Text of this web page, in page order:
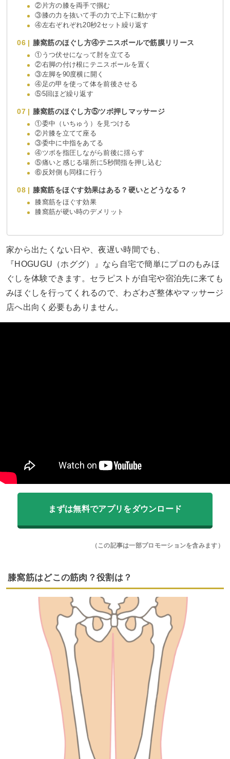
②片方の膝を両手で掴む
③膝の力を抜いて手の力で上下に動かす
④左右ぞれぞれ20秒2セット繰り返す
膝窩筋のほぐし方④テニスボールで筋膜リリース
①うつ伏せになって肘を立てる
②右脚の付け根にテニスボールを置く
③左脚を90度横に開く
④足の甲を使って体を前後させる
⑤5回ほど繰り返す
膝窩筋のほぐし方⑤ツボ押しマッサージ
①委中（いちゅう）を見つける
②片膝を立てて座る
③委中に中指をあてる
④ツボを指圧しながら前後に揺らす
⑤痛いと感じる場所に5秒間指を押し込む
⑥反対側も同様に行う
膝窩筋をほぐす効果はある？硬いとどうなる？
膝窩筋をほぐす効果
膝窩筋が硬い時のデメリット
家から出たくない日や、夜遅い時間でも、
『HOGUGU（ホググ）』なら自宅で簡単にプロのもみほ
ぐしを体験できます。セラピストが自宅や宿泊先に来ても
みほぐしを行ってくれるので、わざわざ整体やマッサージ
店へ出向く必要もありません。
まずは無料でアプリをダウンロード
（この記事は一部プロモーションを含みます）
膝窩筋はどこの筋肉？役割は？